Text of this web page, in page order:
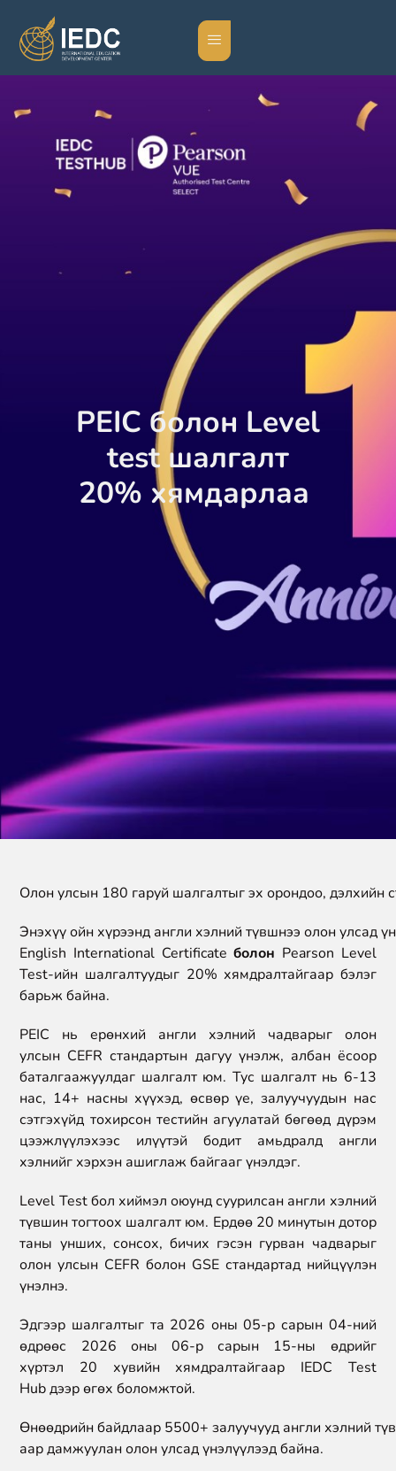
PEIC болон Level
test шалгалт
20% хямдарлаа
Олон улсын 180 гаруй шалгалтыг эх орондоо, дэлхийн
Энэхүү ойн хүрээнд англи хэлний түвшнээ олон улсад
English International Certificate болон Pearson Level
Test-ийн шалгалтуудыг 20% хямдралтайгаар бэлэг
барьж байна.
PEIC нь ерөнхий англи хэлний чадварыг олон
улсын CEFR стандартын дагуу үнэлж, албан ёсоор
баталгаажуулдаг шалгалт юм. Тус шалгалт нь 6-13
нас, 14+ насны хүүхэд, өсвөр үе, залуучуудын нас
сэтгэхүйд тохирсон тестийн агуулатай бөгөөд дүрэм
цээжлүүлэхээс илүүтэй бодит амьдралд англи
хэлнийг хэрхэн ашиглаж байгааг үнэлдэг.
Level Testбол хиймэл оюунд суурилсан англи хэлний
түвшин тогтоох шалгалт юм. Ердөө 20 минутын дотор
таны унших, сонсох, бичих гэсэн гурван чадварыг
олон улсын CEFRболон GSEстандартад нийцүүлэн
үнэлнэ.
Эдгээр шалгалтыг та 2026 оны 05-р сарын 04-ний
өдрөөс 2026 оны 06-р сарын 15-ны өдрийг
хүртэл 20 хувийн хямдралтайгаар IEDC Test
Hubдээр өгөх боломжтой.
Өнөөдрийн байдлаар 5500+ залуучууд англи хэлний
аар дамжуулан олон улсад үнэлүүлээд байна.